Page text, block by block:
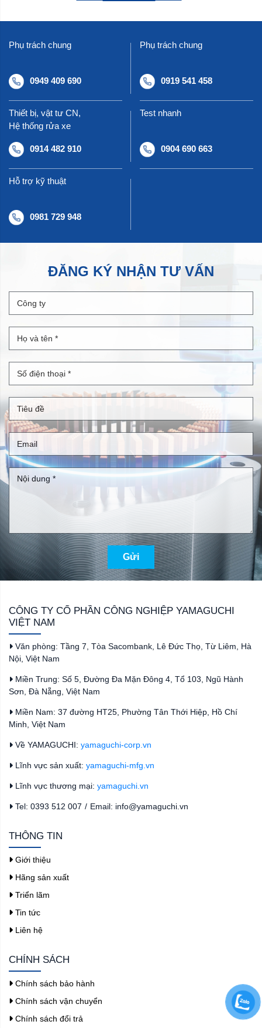
Phụ trách chung
0949 409 690
Phụ trách chung
0919 541 458
Thiết bị, vật tư CN,
Hệ thống rửa xe
0914 482 910
Test nhanh
0904 690 663
Hỗ trợ kỹ thuật
0981 729 948
ĐĂNG KÝ NHẬN TƯ VẤN
Gửi
CÔNG TY CỔ PHẦN CÔNG NGHIỆP YAMAGUCHI
VIỆT NAM
Văn phòng: Tầng 7, Tòa Sacombank, Lê Đức Thọ, Từ Liêm, Hà
Nội, Việt Nam
Miền Trung: Số 5, Đường Đa Mặn Đông 4, Tổ 103, Ngũ Hành
Sơn, Đà Nẵng, Việt Nam
Miền Nam: 37 đường HT25, Phường Tân Thới Hiệp, Hồ Chí
Minh, Việt Nam
Về YAMAGUCHI: yamaguchi-corp.vn
Lĩnh vực sản xuất: yamaguchi-mfg.vn
Lĩnh vực thương mại: yamaguchi.vn
Tel: 0393 512 007 / Email: info@yamaguchi.vn
THÔNG TIN
Giới thiệu
Hãng sản xuất
Triển lãm
Tin tức
Liên hệ
CHÍNH SÁCH
Chính sách bảo hành
Chính sách vận chuyển
Chính sách đổi trả